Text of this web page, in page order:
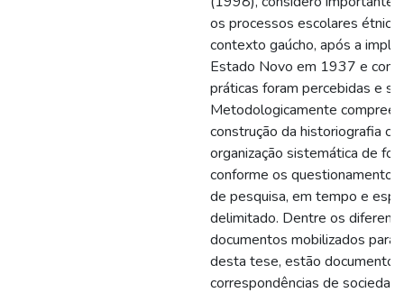
os processos escolares
contexto gaúcho, após a
Estado Novo em 1937 e
práticas foram percebidas e
Metodologicamente
construção da historiografia
organização sistemática de
conforme os
de pesquisa, em tempo e
delimitado. Dentre os
documentos mobilizados para
desta tese, estão documentos
correspondências de